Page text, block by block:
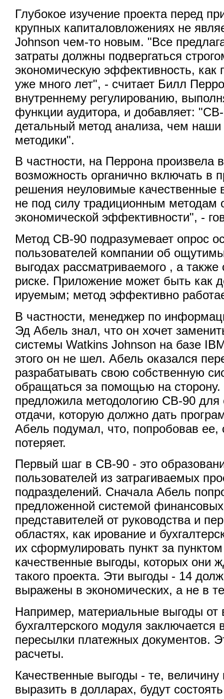
Глубокое изучение проекта перед
крупных капиталовложениях не
Johnson чем-то новым. "Все
затраты должны подвергаться
экономическую эффективность, как
уже много лет", - считает Билл
внутреннему регулированию,
функции аудитора, и добавляет:
детальный метод анализа, чем
методики".
В частности, на Перрона произвела
возможность органично включать в
решения неуловимые качественные
не под силу традиционным методам
экономической эффективности", -
Метод CB-90 подразумевает опрос
пользователей компании об
выгодах рассматриваемого , а
риске. Приложение может быть как
ируемым; метод эффективно
В частности, менеджер по
Эд Абель знал, что он хочет
системы Watkins Johnson на базе
этого он не шел. Абель оказался
разрабатывать свою собственную
обращаться за помощью на сторону.
предложила методологию CB-90 для
отдачи, которую должно дать
Абель подумал, что, попробовав ее,
потеряет.
Первый шаг в CB-90 - это
пользователей из затрагиваемых
подразделений. Сначала Абель
предложенной системой
представителей от руководства и
областях, как ирование и
их сформулировать пункт за
качественные выгоды, которых они
такого проекта. Эти выгоды - 14
выражены в экономических, а не в
Например, материальные выгоды от
бухгалтерского модуля
пересылки платежных документов.
расчеты.
Качественные выгоды - те, величину
выразить в долларах, будут